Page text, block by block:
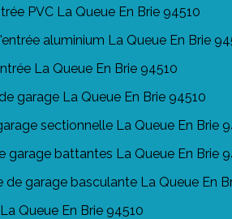
PVC La Queue En Brie 94510
aluminium La Queue En Brie
La Queue En Brie 94510
garage La Queue En Brie 94510
sectionnelle La Queue En Brie
garage battantes La Queue En Brie
de garage basculante La Queue En
Queue En Brie 94510